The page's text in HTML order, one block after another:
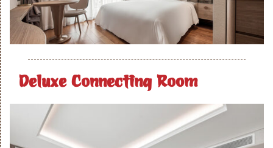
Deluxe Connecting Room